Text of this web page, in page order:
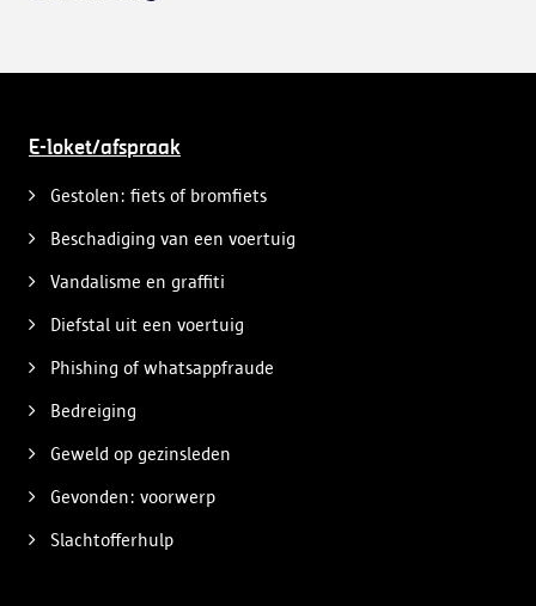
E-loket/afspraak
Gestolen: fiets of bromfiets
Beschadiging van een voertuig
Vandalisme en graffiti
Diefstal uit een voertuig
Phishing of whatsappfraude
Bedreiging
Geweld op gezinsleden
Gevonden: voorwerp
Slachtofferhulp